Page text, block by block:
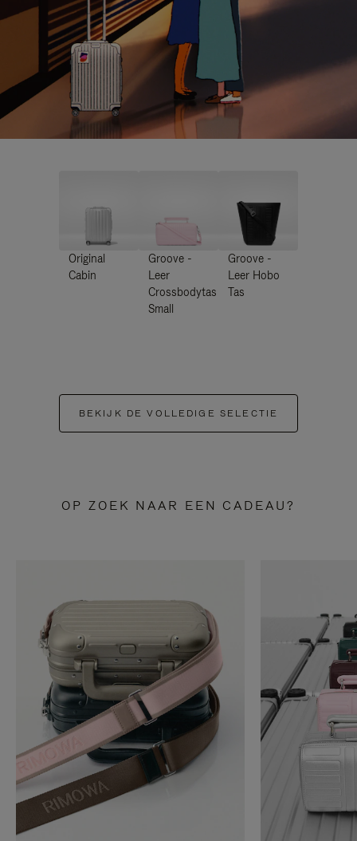
Original
Cabin
Groove -
Leer
Crossbodytas
Small
Groove -
Leer Hobo
Tas
BEKIJK DE VOLLEDIGE SELECTIE
OP ZOEK NAAR EEN CADEAU?